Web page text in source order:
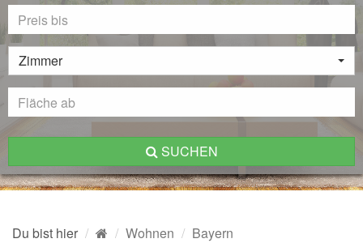
Zimmer
SUCHEN
Du bist hier Wohnen
Bayern